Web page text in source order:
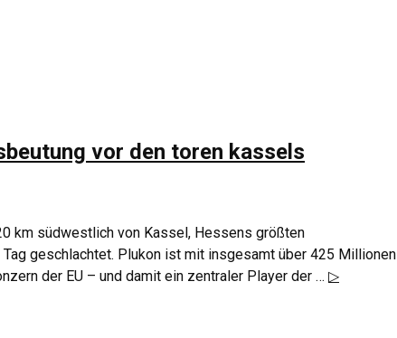
vor den toren kassels
km südwestlich von Kassel, Hessens größten
geschlachtet. Plukon ist mit insgesamt über 425 Millionen
der EU – und damit ein zentraler Player der … ▷